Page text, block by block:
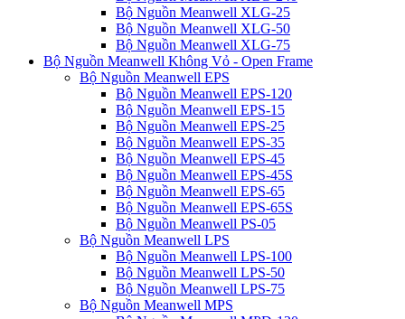
Bộ Nguồn Meanwell XLG-25
Bộ Nguồn Meanwell XLG-50
Bộ Nguồn Meanwell XLG-75
Bộ Nguồn Meanwell Không Vỏ - Open Frame
Bộ Nguồn Meanwell EPS
Bộ Nguồn Meanwell EPS-120
Bộ Nguồn Meanwell EPS-15
Bộ Nguồn Meanwell EPS-25
Bộ Nguồn Meanwell EPS-35
Bộ Nguồn Meanwell EPS-45
Bộ Nguồn Meanwell EPS-45S
Bộ Nguồn Meanwell EPS-65
Bộ Nguồn Meanwell EPS-65S
Bộ Nguồn Meanwell PS-05
Bộ Nguồn Meanwell LPS
Bộ Nguồn Meanwell LPS-100
Bộ Nguồn Meanwell LPS-50
Bộ Nguồn Meanwell LPS-75
Bộ Nguồn Meanwell MPS